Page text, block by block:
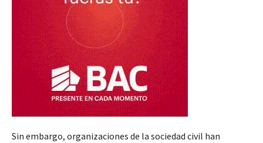
Sin embargo, organizaciones de la sociedad civil han